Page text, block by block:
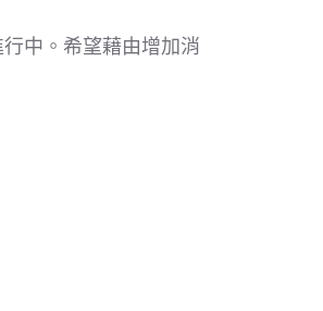
中。希望藉由增加消